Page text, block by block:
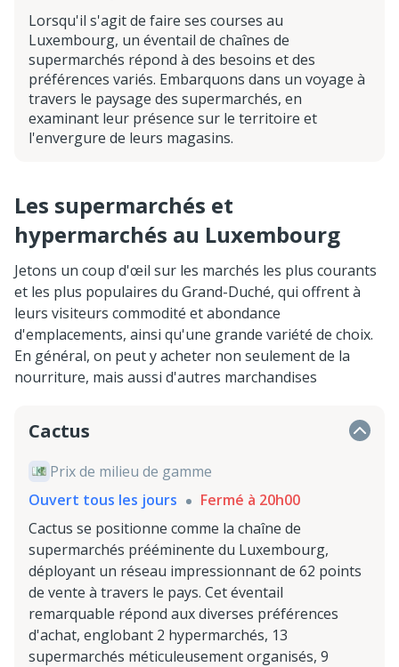
Lorsqu'il s'agit de faire ses courses au
Luxembourg, un éventail de chaînes de
supermarchés répond à des besoins et des
préférences variés. Embarquons dans un voyage à
travers le paysage des supermarchés, en
examinant leur présence sur le territoire et
l'envergure de leurs magasins.
Les supermarchés et
hypermarchés au Luxembourg
Jetons un coup d'œil sur les marchés les plus courants
et les plus populaires du Grand-Duché, qui offrent à
leurs visiteurs commodité et abondance
d'emplacements, ainsi qu'une grande variété de choix.
En général, on peut y acheter non seulement de la
nourriture, mais aussi d'autres marchandises
Cactus
Prix de milieu de gamme
Ouvert tous les jours
Fermé à 20h00
Cactus se positionne comme la chaîne de
supermarchés prééminente du Luxembourg,
déployant un réseau impressionnant de 62 points
de vente à travers le pays. Cet éventail
remarquable répond aux diverses préférences
d'achat, englobant 2 hypermarchés, 13
supermarchés méticuleusement organisés, 9